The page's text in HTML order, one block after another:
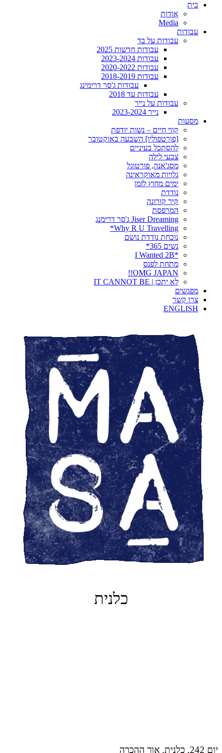
בית
אודות
Media
עבודות
עבודות על בד
עבודות חדשות 2025
עבודות 2023-2024
עבודות 2020-2022
עבודות 2018-2019
עבודות ג'סר דרימינג
עבודות עד 2018
עבודות על נייר
נייר 2023-2024
מסעות
קווי חיים – נשות יודפת
[פורטפוליו] השבעה באוקטובר
להסתכל בעיניים
צבעי לילה
מסג'אנה, פורטוגל
גלויות מאוקראינה
ימים מחוץ לזמן
נודדת
קיר קורונה
המרפסת
Jiser Dreaming ג'סר דרימנג
Why R U Travelling*
נוכחת נודדת נושם
נשים 365*
*I Wanted 2B
מתחת לפנס
OMG JAPAN!!
לא יתכן | IT CANNOT BE
מפגשים
צרו קשר
ENGLISH
כלנית
יום 242, כלנית. אור ההכרה